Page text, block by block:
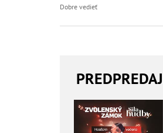
Dobre vedieť
PREDPREDAJ